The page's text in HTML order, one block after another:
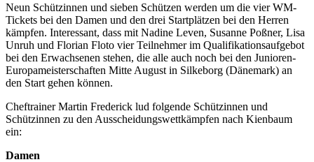
Neun Schützinnen und sieben Schützen werden um die vier WM-
Tickets bei den Damen und den drei Startplätzen bei den Herren
kämpfen. Interessant, dass mit Nadine Leven, Susanne Poßner, Lisa
Unruh und Florian Floto vier Teilnehmer im Qualifikationsaufgebot
bei den Erwachsenen stehen, die alle auch noch bei den Junioren-
Europameisterschaften Mitte August in Silkeborg (Dänemark) an
den Start gehen können.
Cheftrainer Martin Frederick lud folgende Schützinnen und
Schützinnen zu den Ausscheidungswettkämpfen nach Kienbaum
ein:
Damen